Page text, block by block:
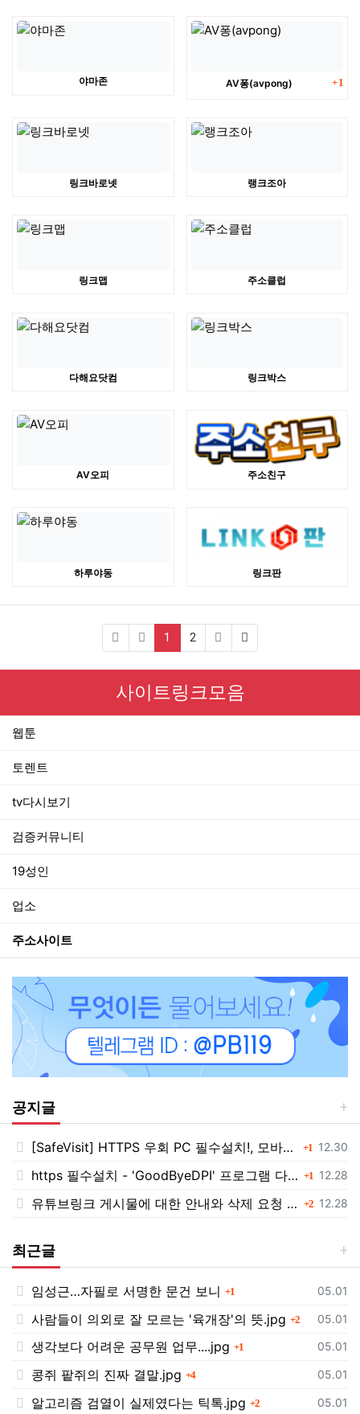
야마존 AV퐁(avpong) 댓글
1
링크바로넷 랭크조아
링크맵 주소클럽
다해요닷컴 링크박스
AV오피 주소친구
하루야동 링크판
1 (current)
2
사이트링크모음
웹툰
토렌트
tv다시보기
검증커뮤니티
19성인
업소
주소사이트
공지글
등록일
12.30
[SafeVisit] HTTPS 우회 PC 필수설치!, 모바일 최강속도 1댓글
등록일
12.28
https 필수설치 - 'GoodByeDPI' 프로그램 다운로드<< 1댓글
등록일
12.28
유튜브링크 게시물에 대한 안내와 삭제 요청 공지 2댓글
최근글
등록일
05.01
임성근…자필로 서명한 문건 보니 1
등록일
05.01
사람들이 의외로 잘 모르는 '육개장'의 뜻.jpg 2댓글
등록일
05.01
생각보다 어려운 공무원 업무....jpg 1
등록일
05.01
콩쥐 팥쥐의 진짜 결말.jpg 4댓글
등록일
05.01
알고리즘 검열이 실제였다는 틱톡.jpg 2댓글